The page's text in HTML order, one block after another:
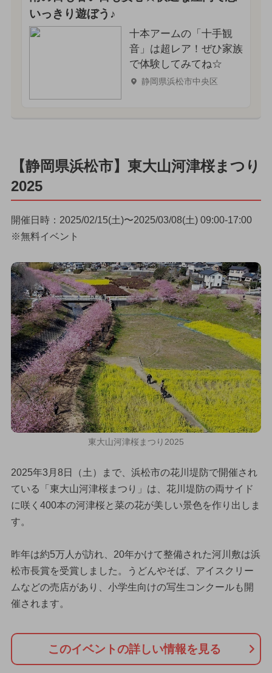
いっきり遊ぼう♪
十本アームの「十手観
音」は超レア！ぜひ家族
で体験してみてね☆
静岡県浜松市中央区
【静岡県浜松市】東大山河津桜まつり
2025
開催日時：2025/02/15(土)〜2025/03/08(土) 09:00-17:00
※無料イベント
東大山河津桜まつり2025
2025年3月8日（土）まで、浜松市の花川堤防で開催され
ている「東大山河津桜まつり」は、花川堤防の両サイド
に咲く400本の河津桜と菜の花が美しい景色を作り出しま
す。
昨年は約5万人が訪れ、20年かけて整備された河川敷は浜
松市長賞を受賞しました。うどんやそば、アイスクリー
ムなどの売店があり、小学生向けの写生コンクールも開
催されます。
このイベントの詳しい情報を見る